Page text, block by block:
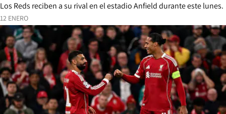
12 ENERO
Los Reds reciben a su rival en el estadio Anfield durante este lunes.